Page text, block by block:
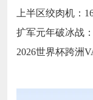
上半区绞肉机：
扩军元年破冰战